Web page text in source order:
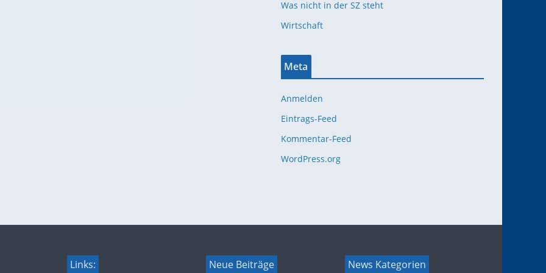
Was nicht in der SZ steht
Wirtschaft
Meta
Anmelden
Eintrags-Feed
Kommentar-Feed
WordPress.org
Links: Neue Beiträge News Kategorien